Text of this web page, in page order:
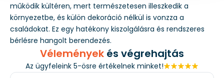
működik kültéren, mert természetesen illeszkedik a
környezetbe, és külön dekoráció nélkül is vonzza a
családokat. Ez egy hatékony kiszolgálásra és rendszeres
bérlésre hangolt berendezés.
Vélemények és végrehajtás
Az ügyfeleink 5-ösre értékelnek minket!